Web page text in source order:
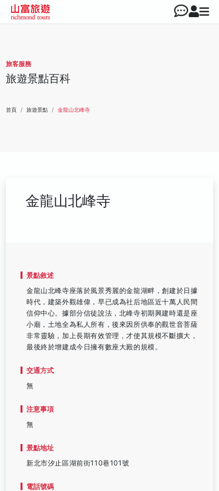
旅客服務
旅遊景點百科
首頁 旅遊景點 金龍山北峰寺
金龍山北峰寺
景點敘述
金龍山北峰寺座落於風景秀麗的金龍湖畔，創建於日據
時代，建築外觀雄偉，早已成為社后地區近十萬人民間
信仰中心。據部分信徒說法，北峰寺初期興建時還是座
小廟，土地全為私人所有，後來因所供奉的觀世音菩薩
非常靈驗，加上長期有效管理，才使其規模不斷擴大，
最後終於增建成今日擁有數座大殿的規模。
交通方式
無
注意事項
無
景點地址
新北市汐止區湖前街110巷101號
電話號碼